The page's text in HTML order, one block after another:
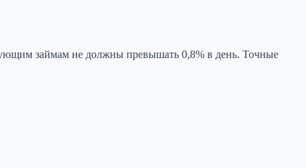
займам не должны превышать 0,8% в день. Точные